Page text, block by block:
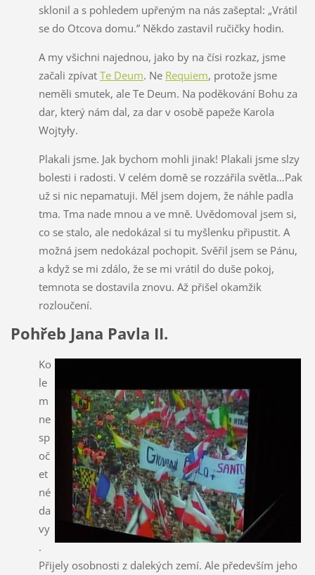
sklonil a s pohledem upřeným na nás zašeptal: „Vrátil
se do Otcova domu.” Někdo zastavil ručičky hodin.
A my všichni najednou, jako by na čísi rozkaz, jsme
začali zpívat Te Deum. Ne Requiem, protože jsme
neměli smutek, ale Te Deum. Na poděkování Bohu za
dar, který nám dal, za dar v osobě papeže Karola
Wojtyły.
Plakali jsme. Jak bychom mohli jinak! Plakali jsme slzy
bolesti i radosti. V celém domě se rozzářila světla…Pak
už si nic nepamatuji. Měl jsem dojem, že náhle padla
tma. Tma nade mnou a ve mně. Uvědomoval jsem si,
co se stalo, ale nedokázal si tu myšlenku připustit. A
možná jsem nedokázal pochopit. Svěřil jsem se Pánu,
a když se mi zdálo, že se mi vrátil do duše pokoj,
temnota se dostavila znovu. Až přišel okamžik
rozloučení.
Pohřeb Jana Pavla II.
Ko
le
m
ne
sp
oč
et
né
da
vy
.
Přijely osobnosti z dalekých zemí. Ale především jeho